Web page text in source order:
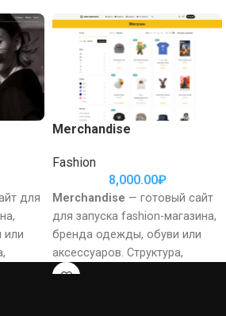
для
или
Merchandise
Fashion
8,000.00₽
Merchandise — готовый сайт
для запуска fashion-магазина,
бренда одежды, обуви или
аксессуаров. Структура,
визуальная подача и